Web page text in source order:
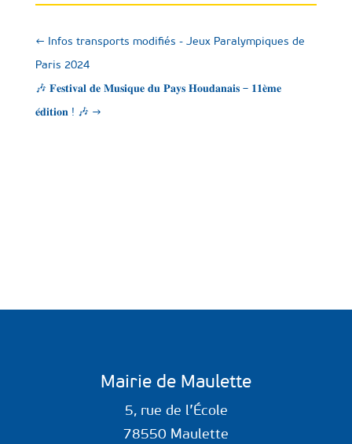
← Infos transports modifiés - Jeux Paralympiques de
Paris 2024
🎶 𝐅𝐞𝐬𝐭𝐢𝐯𝐚𝐥 𝐝𝐞 𝐌𝐮𝐬𝐢𝐪𝐮𝐞 𝐝𝐮 𝐏𝐚𝐲𝐬 𝐇𝐨𝐮𝐝𝐚𝐧𝐚𝐢𝐬 – 𝟏𝟏𝐞̀𝐦𝐞
𝐞́𝐝𝐢𝐭𝐢𝐨𝐧 ! 🎶 →
Mairie de Maulette
5, rue de l’École
78550 Maulette